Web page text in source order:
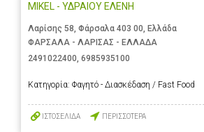
MIKEL - ΥΔΡΑΙΟΥ ΕΛΕΝΗ
Λαρίσης 58, Φάρσαλα 403 00, Ελλάδα
ΦΑΡΣΑΛΑ - ΛΑΡΙΣΑΣ - ΕΛΛΑΔΑ
2491022400, 6985935100
Κατηγορία: Φαγητό - Διασκέδαση / Fast Food
ΙΣΤΟΣΕΛΙΔΑ ΠΕΡΙΣΣΟΤΕΡΑ